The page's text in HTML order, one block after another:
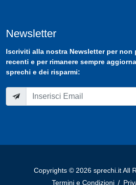
Newsletter
Iscriviti alla nostra Newsletterper non
recenti e per rimanere sempre
sprechi e dei risparmi:
Copyrights © 2026 sprechi.it All
Termini e Condizioni /